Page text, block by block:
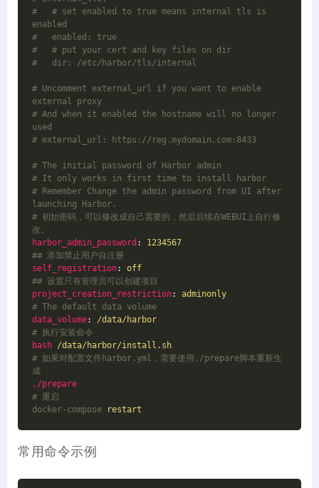
#   # set enabled to true means internal tls is
enabled
#   enabled: true
#   # put your cert and key files on dir
#   dir: /etc/harbor/tls/internal
# Uncomment external_url if you want to enable
external proxy
# And when it enabled the hostname will no longer
used
# external_url: https://reg.mydomain.com:8433
# The initial password of Harbor admin
# It only works in first time to install harbor
# Remember Change the admin password from UI after
launching Harbor.
# 初始密码，可以修改成自己需要的，然后后续在WEBUI上自行修
改。
harbor_admin_password : 1234567
## 添加禁止用户自注册
self_registration: off
## 设置只有管理员可以创建项目
project_creation_restriction: adminonly
# The default data volume
data_volume: /data/harbor
# 执行安装命令
bash /data/harbor/install.sh
# 如果对配置文件harbor.yml，需要使用./prepare脚本重新生
成
./prepare
# 重启
docker-compose
restart
常用命令示例